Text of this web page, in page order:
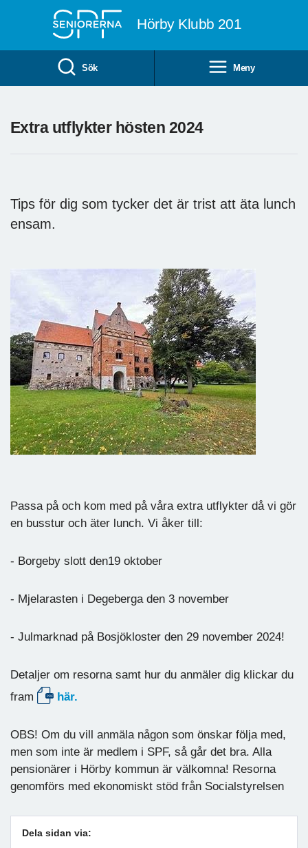
Hörby Klubb 201
Sök Meny
Extra utflykter hösten 2024
Tips för dig som tycker det är trist att äta lunch
ensam.
Passa på och kom med på våra extra utflykter då vi gör
en busstur och äter lunch. Vi åker till:
- Borgeby slott den19 oktober
- Mjelarasten i Degeberga den 3 november
- Julmarknad på Bosjökloster den 29 november 2024!
Detaljer om resorna samt hur du anmäler dig klickar du
fram
här.
OBS! Om du vill anmäla någon som önskar följa med,
men som inte är medlem i SPF, så går det bra. Alla
pensionärer i Hörby kommun är välkomna! Resorna
genomförs med ekonomiskt stöd från Socialstyrelsen
Dela sidan via: